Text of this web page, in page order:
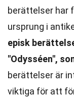
berättelser har
ursprung i
episk
"Odysséen",
berättelser är
viktiga för att